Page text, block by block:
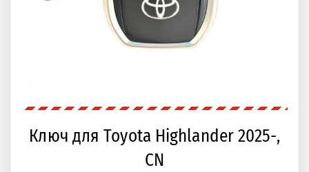
Ключ для Toyota Highlander 2025-,
CN